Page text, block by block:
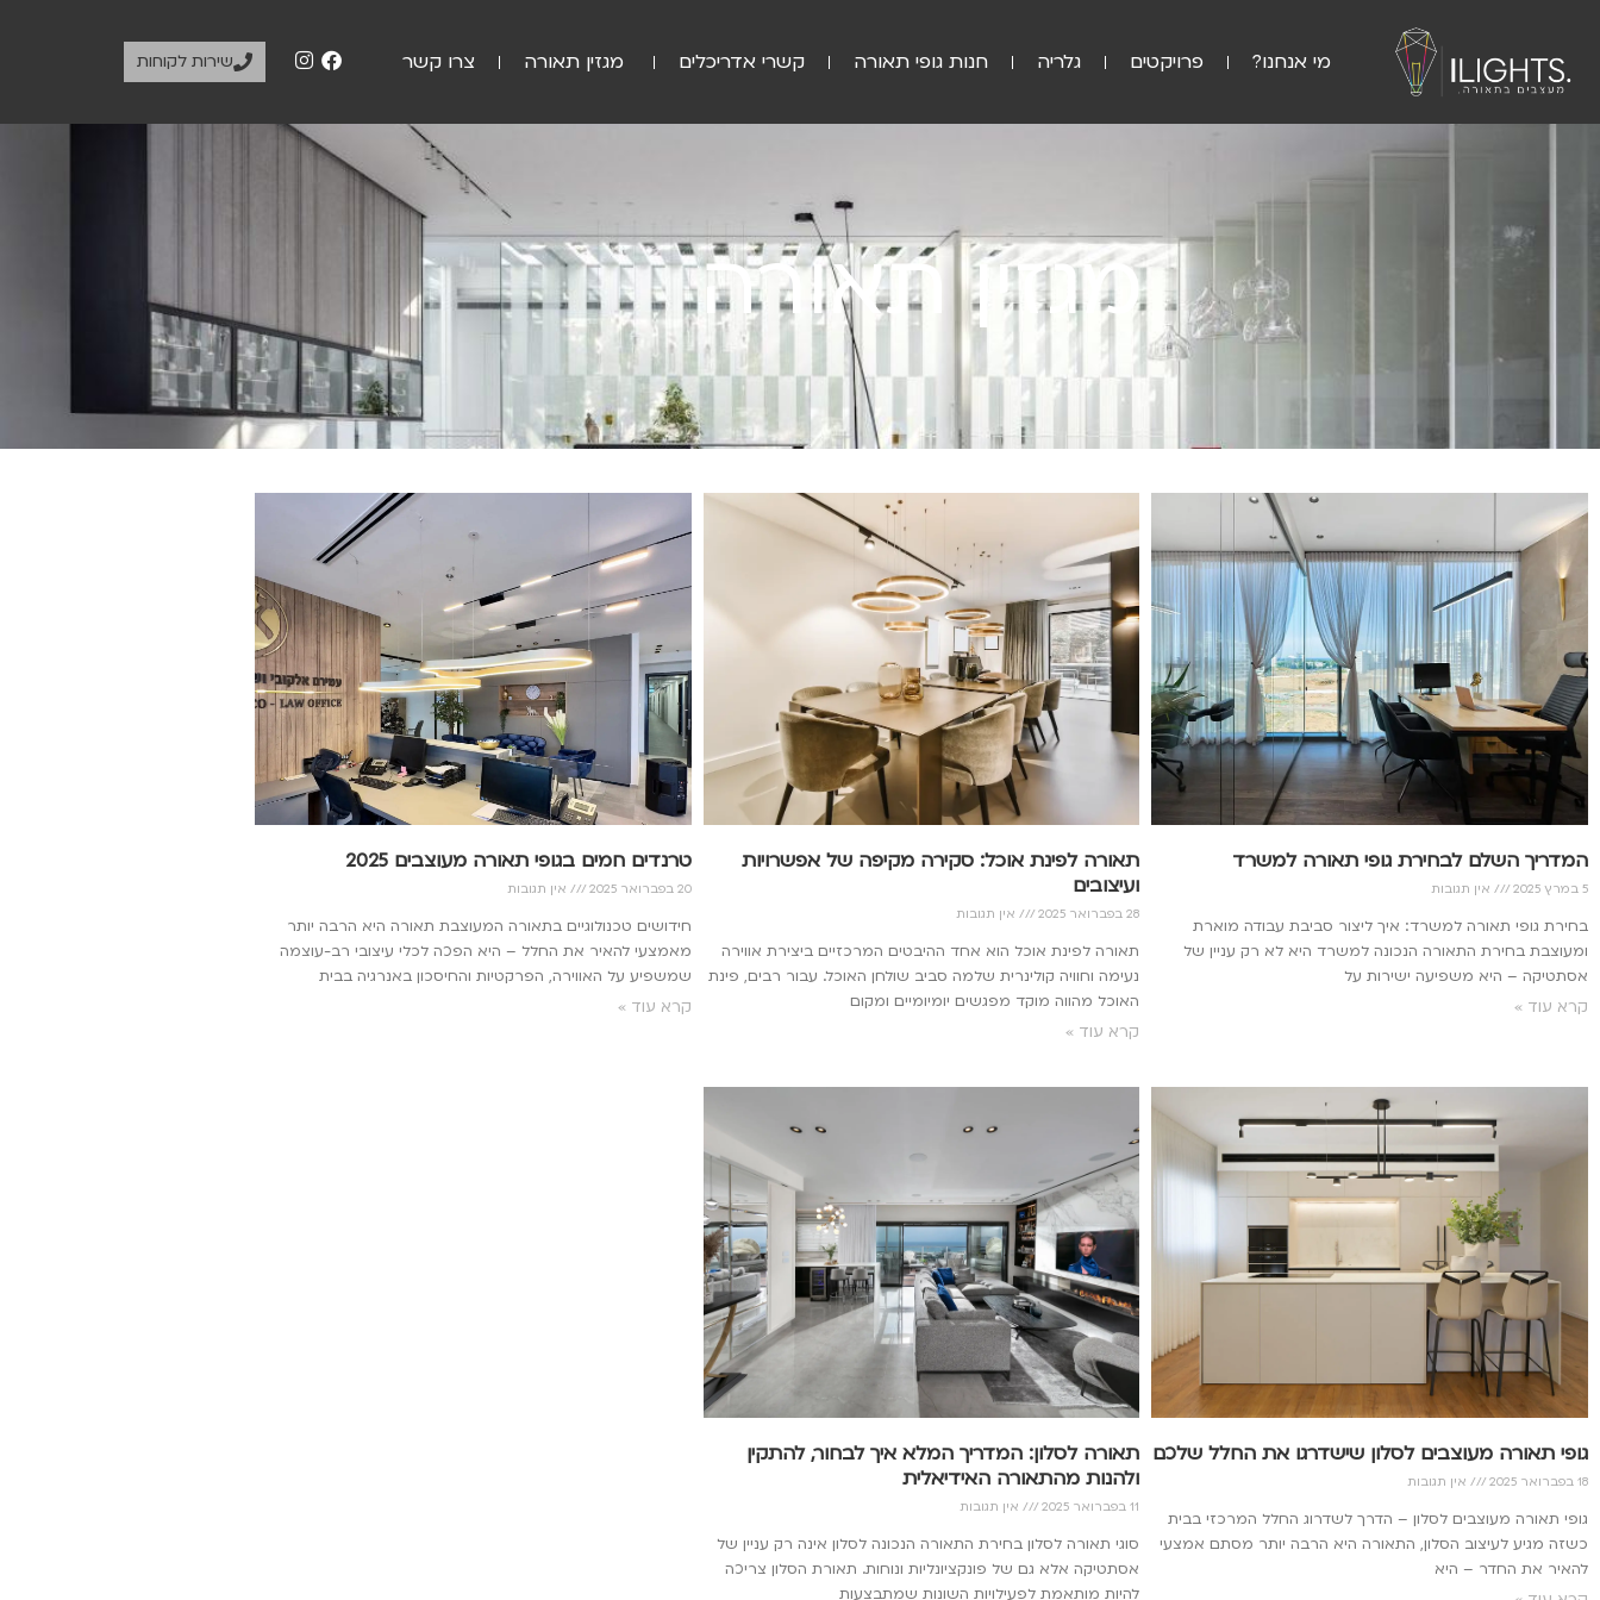
מי אנחנו? פרויקטים גלריה חנות גופי תאורה קשרי אדריכלים מגזין תאורה צרו קשר שירות לקוחות
מגזין תאורה
המדריך השלם לבחירת גופי תאורה למשרד
5 במרץ 2025 אין תגובות
בחירת גופי תאורה למשרד: איך ליצור סביבת עבודה מוארת
ומעוצבת בחירת התאורה הנכונה למשרד היא לא רק עניין של
אסתטיקה – היא משפיעה ישירות על
קרא עוד »
תאורה לפינת אוכל: סקירה מקיפה של אפשרויות
ועיצובים
28 בפברואר 2025 אין תגובות
תאורה לפינת אוכל הוא אחד ההיבטים המרכזיים ביצירת אווירה
נעימה וחוויה קולינרית שלמה סביב שולחן האוכל. עבור רבים, פינת
האוכל מהווה מוקד מפגשים יומיומיים ומקום
קרא עוד »
טרנדים חמים בגופי תאורה מעוצבים 2025
20 בפברואר 2025 אין תגובות
חידושים טכנולוגיים בתאורה המעוצבת תאורה היא הרבה יותר
מאמצעי להאיר את החלל – היא הפכה לכלי עיצובי רב-עוצמה
שמשפיע על האווירה, הפרקטיות והחיסכון באנרגיה בבית
קרא עוד »
גופי תאורה מעוצבים לסלון שישדרגו את החלל שלכם
18 בפברואר 2025 אין תגובות
גופי תאורה מעוצבים לסלון – הדרך לשדרוג החלל המרכזי בבית
כשזה מגיע לעיצוב הסלון, התאורה היא הרבה יותר מסתם אמצעי
להאיר את החדר – היא
תאורה לסלון: המדריך המלא איך לבחור, להתקין
ולהנות מהתאורה האידיאלית
11 בפברואר 2025 אין תגובות
סוגי תאורה לסלון בחירת התאורה הנכונה לסלון אינה רק עניין של
אסתטיקה אלא גם של פונקציונליות ונוחות. תאורת הסלון צריכה
להיות מותאמת לפעילויות השונות שמתבצעות